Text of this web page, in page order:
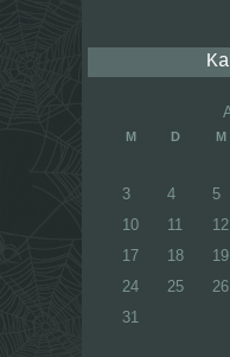
M D M
3
4 5
10
11 12
17
18 19
24
25 26
31